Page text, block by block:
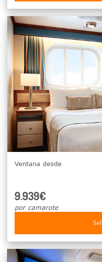
Ventana desde
9.939€
por camarote